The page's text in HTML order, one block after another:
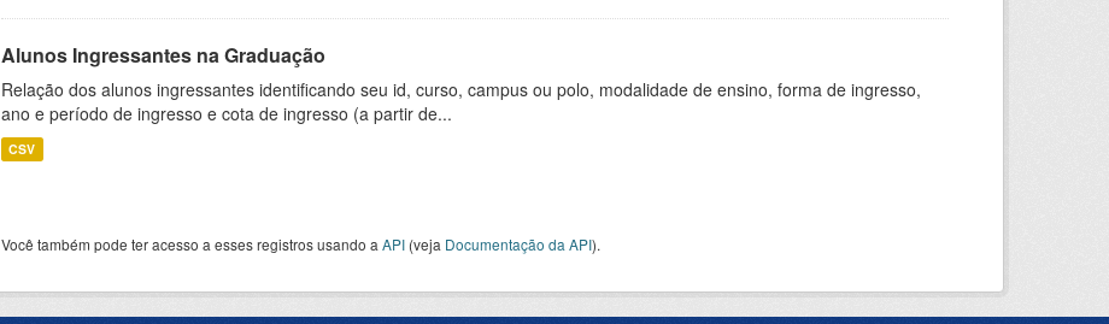
Alunos Ingressantes na Graduação
Relação dos alunos ingressantes identificando seu id, curso, campus ou polo, modalidade de ensino, forma de ingresso,
ano e período de ingresso e cota de ingresso (a partir de...
CSV
Você também pode ter acesso a esses registros usando a API (veja Documentação da API).